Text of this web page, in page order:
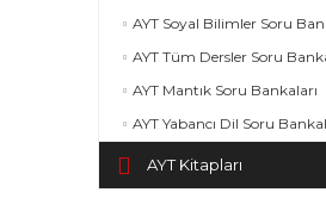
AYT Soyal Bilimler Soru
AYT Tüm Dersler Soru
AYT Mantık Soru Bankaları
AYT Yabancı Dil Soru
AYT Kitapları